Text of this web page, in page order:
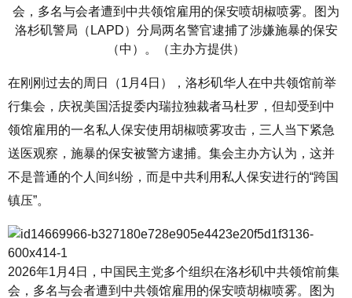
会，多名与会者遭到中共领馆雇用的保安喷胡椒喷雾。图为
洛杉矶警局（LAPD）分局两名警官逮捕了涉嫌施暴的保安
（中）。（主办方提供）
在刚刚过去的周日（1月4日），洛杉矶华人在中共领馆前举
行集会，庆祝美国活捉委内瑞拉独裁者马杜罗，但却受到中
领馆雇用的一名私人保安使用胡椒喷雾攻击，三人当下紧急
送医观察，施暴的保安被警方逮捕。集会主办方认为，这并
不是普通的个人间纠纷，而是中共利用私人保安进行的“跨国
镇压”。
2026年1月4日，中国民主党多个组织在洛杉矶中共领馆前集
会，多名与会者遭到中共领馆雇用的保安喷胡椒喷雾。图为